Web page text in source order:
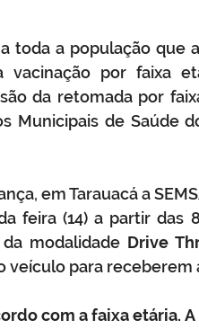
toda a população que
por faixa
da retomada por
Municipais de Saúde
em Tarauacá a
feira (14) a partir das
modalidade Drive
para receberem
com a faixa etária.